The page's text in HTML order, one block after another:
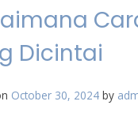
Dicintai
October 30, 2024 by